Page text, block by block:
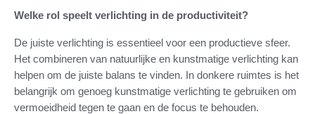
Welke rol speelt verlichting in de productiviteit?
De juiste verlichting is essentieel voor een productieve sfeer.
Het combineren van natuurlijke en kunstmatige verlichting kan
helpen om de juiste balans te vinden. In donkere ruimtes is het
belangrijk om genoeg kunstmatige verlichting te gebruiken om
vermoeidheid tegen te gaan en de focus te behouden.